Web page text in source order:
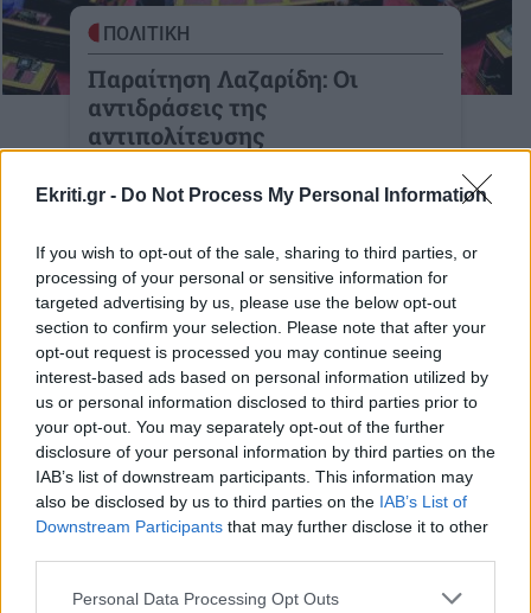
Ekriti.gr - Do Not Process My Personal Information
If you wish to opt-out of the sale, sharing to third parties, or
processing of your personal or sensitive information for
targeted advertising by us, please use the below opt-out
section to confirm your selection. Please note that after your
opt-out request is processed you may continue seeing
interest-based ads based on personal information utilized by
us or personal information disclosed to third parties prior to
your opt-out. You may separately opt-out of the further
disclosure of your personal information by third parties on the
IAB’s list of downstream participants. This information may
also be disclosed by us to third parties on the IAB’s List of
Downstream Participants that may further disclose it to other
Personal Data Processing Opt Outs
ΠΟΛΙΤΙΚΗ
Παραίτηση Λαζαρίδη: Οι
αντιδράσεις της
αντιπολίτευσης
Νέα Αριστερά
18-04-2026
ΠΟΛΙΤΙΚΗ
Παραιτήθηκε από
Υφυπουργός ο Μακάριος
Λαζαρίδης
13:48 | 18/04/2026